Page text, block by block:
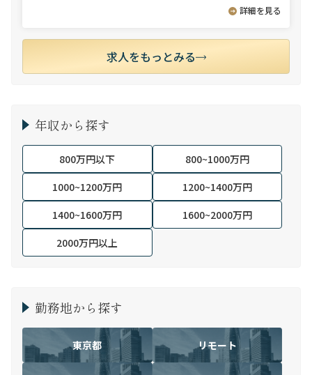
詳細を見る
求人をもっとみる
年収から探す
800万円以下
800~1000万円
1000~1200万円
1200~1400万円
1400~1600万円
1600~2000万円
2000万円以上
勤務地から探す
東京都 リモート